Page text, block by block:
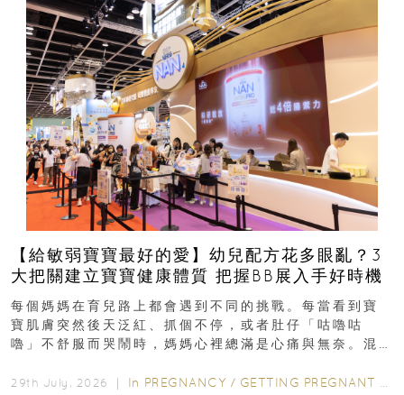
【給敏弱寶寶最好的愛】幼兒配方花多眼亂？3
大把關建立寶寶健康體質 把握BB展入手好時機
每個媽媽在育兒路上都會遇到不同的挑戰。每當看到寶
寶肌膚突然後天泛紅、抓個不停，或者肚仔「咕嚕咕
嚕」不舒服而哭鬧時，媽媽心裡總滿是心痛與無奈。混
29th July, 2026 ｜ In PREGNANCY / GETTING PREGNANT